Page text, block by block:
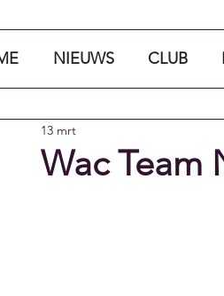
NIEUWS CLUB
Wac Team
13 mrt